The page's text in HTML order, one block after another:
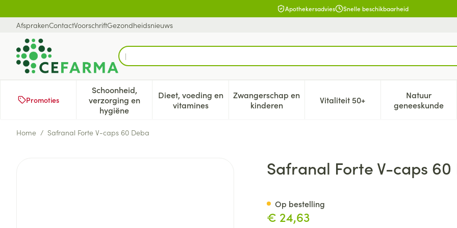
Apothekersadvies Snelle beschikbaarheid
AfsprakenContactVoorschriftGezondheidsnieuws
Product, merk, categorie...
Op zoek n
Promoties
Schoonheid,
verzorging en
hygiëne
Toon submenu voor Schoonheid, verzorging en hygiëne categorie
Dieet, voeding en
vitaminesToon submenu voor Dieet, voeding en vitamines categorie
Zwangerschap en
kinderenToon submenu voor Zwangerschap en kinderen
Vitaliteit 50+Toon submenu voor Vitaliteit
Natuur
geneeskunde
Toon
Home / Safranal Forte V-caps 60 Deba
Safranal Forte V-caps 60
€ 24,63
Op bestelling